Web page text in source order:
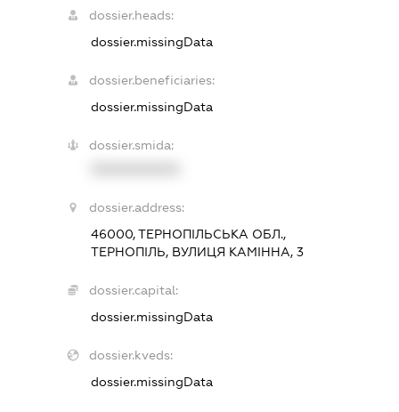
dossier.heads:
dossier.missingData
dossier.beneficiaries:
dossier.missingData
dossier.smida:
dossier.address:
46000, ТЕРНОПІЛЬСЬКА ОБЛ.,
ТЕРНОПІЛЬ, ВУЛИЦЯ КАМІННА, 3
dossier.capital:
dossier.missingData
dossier.kveds:
dossier.missingData